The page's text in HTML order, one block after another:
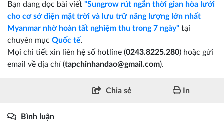
Bạn đang đọc bài viết "Sungrow rút ngắn thời gian hòa lưới
cho cơ sở điện mặt trời và lưu trữ năng lượng lớn nhất
Myanmar nhờ hoàn tất nghiệm thu trong 7 ngày" tại
chuyên mục Quốc tế.
Mọi chi tiết xin liên hệ số hotline (0243.8225.280) hoặc gửi
email về địa chỉ (tapchinhandao@gmail.com).
Chia sẻ In
Bình luận